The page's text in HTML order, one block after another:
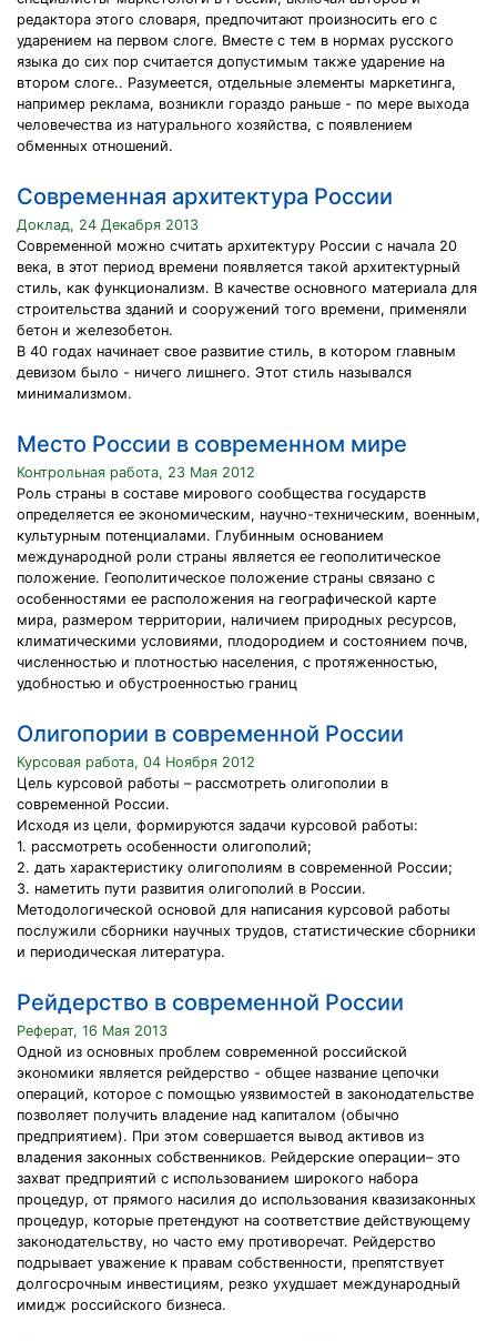
редактора этого словаря, предпочитают произносить его с
ударением на первом слоге. Вместе с тем в нормах русского
языка до сих пор считается допустимым также ударение на
втором слоге.. Разумеется, отдельные элементы маркетинга,
например реклама, возникли гораздо раньше - по мере выхода
человечества из натурального хозяйства, с появлением
обменных отношений.
Современная архитектура России
Доклад, 24 Декабря 2013
Современной можно считать архитектуру России с начала 20
века, в этот период времени появляется такой архитектурный
стиль, как функционализм. В качестве основного материала для
строительства зданий и сооружений того времени, применяли
бетон и железобетон.
В 40 годах начинает свое развитие стиль, в котором главным
девизом было - ничего лишнего. Этот стиль назывался
минимализмом.
Место России в современном мире
Контрольная работа, 23 Мая 2012
Роль страны в составе мирового сообщества государств
определяется ее экономическим, научно-техническим, военным,
культурным потенциалами. Глубинным основанием
международной роли страны является ее геополитическое
положение. Геополитическое положение страны связано с
особенностями ее расположения на географической карте
мира, размером территории, наличием природных ресурсов,
климатическими условиями, плодородием и состоянием почв,
численностью и плотностью населения, с протяженностью,
удобностью и обустроенностью границ
Олигопории в современной России
Курсовая работа, 04 Ноября 2012
Цель курсовой работы – рассмотреть олигополии в
современной России.
Исходя из цели, формируются задачи курсовой работы:
1. рассмотреть особенности олигополий;
2. дать характеристику олигополиям в современной России;
3. наметить пути развития олигополий в России.
Методологической основой для написания курсовой работы
послужили сборники научных трудов, статистические сборники
и периодическая литература.
Рейдерство в современной России
Реферат, 16 Мая 2013
Одной из основных проблем современной российской
экономики является рейдерство - общее название цепочки
операций, которое с помощью уязвимостей в законодательстве
позволяет получить владение над капиталом (обычно
предприятием). При этом совершается вывод активов из
владения законных собственников. Рейдерские операции– это
захват предприятий с использованием широкого набора
процедур, от прямого насилия до использования квазизаконных
процедур, которые претендуют на соответствие действующему
законодательству, но часто ему противоречат. Рейдерство
подрывает уважение к правам собственности, препятствует
долгосрочным инвестициям, резко ухудшает международный
имидж российского бизнеса.